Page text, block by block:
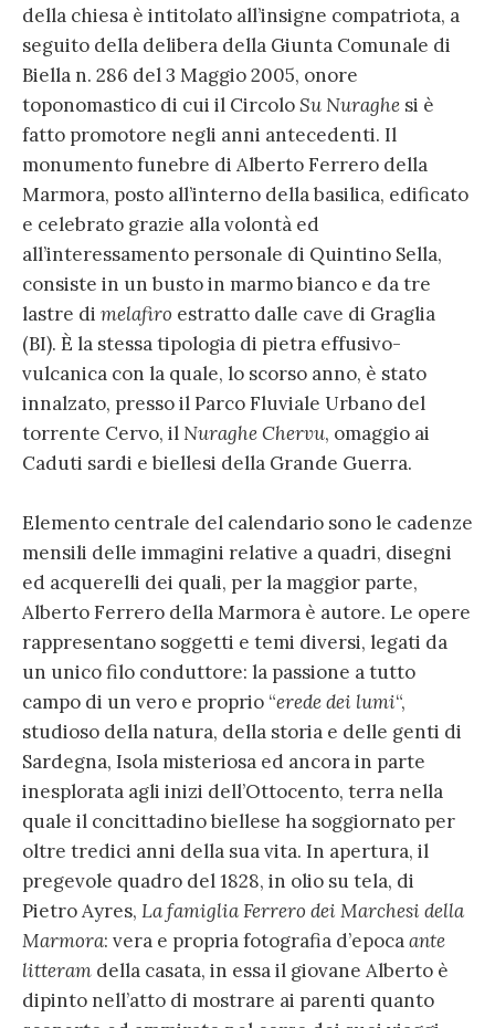
della chiesa è intitolato all’insigne compatriota, a
seguito della delibera della Giunta Comunale di
Biella n. 286 del 3 Maggio 2005, onore
toponomastico di cui il CircoloSu Nuraghe si è
fatto promotore negli anni antecedenti. Il
monumento funebre di Alberto Ferrero della
Marmora, posto all’interno della basilica, edificato
e celebrato grazie alla volontà ed
all’interessamento personale di Quintino Sella,
consiste in un busto in marmo bianco e da tre
lastre di melafiro estratto dalle cave di Graglia
(BI). È la stessa tipologia di pietra effusivo-
vulcanica con la quale, lo scorso anno, è stato
innalzato, presso il Parco Fluviale Urbano del
torrente Cervo, ilNuraghe Chervu, omaggio ai
Caduti sardi e biellesi della Grande Guerra.
Elemento centrale del calendario sono le cadenze
mensili delle immagini relative a quadri, disegni
ed acquerelli dei quali, per la maggior parte,
Alberto Ferrero della Marmora è autore. Le opere
rappresentano soggetti e temi diversi, legati da
un unico filo conduttore: la passione a tutto
campo di un vero e proprio “erede dei lumi“,
studioso della natura, della storia e delle genti di
Sardegna, Isola misteriosa ed ancora in parte
inesplorata agli inizi dell’Ottocento, terra nella
quale il concittadino biellese ha soggiornato per
oltre tredici anni della sua vita. In apertura, il
pregevole quadro del 1828, in olio su tela, di
Pietro Ayres, La famiglia Ferrero dei Marchesi della
Marmora: vera e propria fotografia d’epocaante
litteram della casata, in essa il giovane Alberto è
dipinto nell’atto di mostrare ai parenti quanto